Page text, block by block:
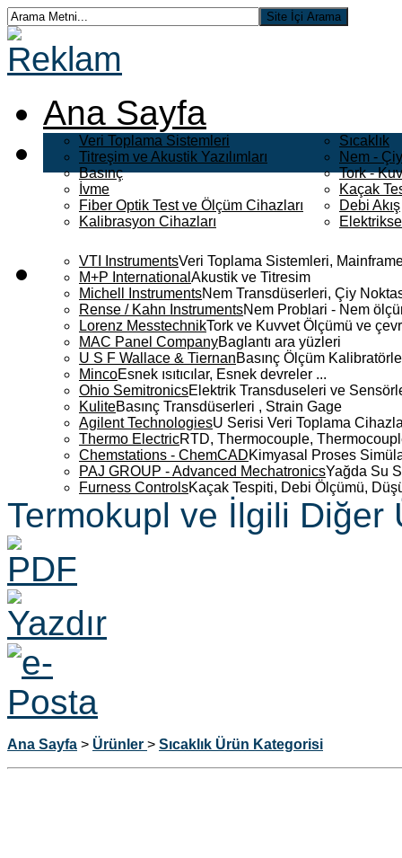
Ana Sayfa
Veri Toplama Sistemleri
Titreşim ve Akustik Yazılımları
Basınç
İvme
Fiber Optik Test ve Ölçüm Cihazları
Kalibrasyon Cihazları
Sıcaklık
Nem -
Tork -
Kaçak
Debi Akış
VTI InstrumentsVeri Toplama Sistemleri,
M+P International Akustik ve Titresim
Michell InstrumentsNem Transdüserleri, Çiy
Rense / Kahn InstrumentsNem Problari - Nem
Lorenz MesstechnikTork ve Kuvvet Ölçümü ve
MAC Panel CompanyBaglantı ara yüzleri
U S F Wallace & TiernanBasınç Ölçüm
MincoEsnek ısıtıcılar, Esnek devreler ...
Ohio SemitronicsElektrik Transduseleri ve
KuliteBasınç Transdüserleri , Strain Gage
Agilent TechnologiesU Serisi Veri Toplama
Thermo ElectricRTD, Thermocouple,
Chemstations - ChemCADKimyasal Proses
PAJ GROUP - Advanced MechatronicsYağda Su
Furness ControlsKaçak Tespiti, Debi Ölçümü,
Termokupl ve İlgili Diğer
Ana Sayfa > Ürünler > Sıcaklık Ürün Kategorisi